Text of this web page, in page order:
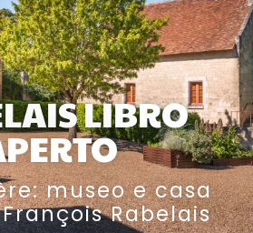
LIBRO
museo e casa
Rabelais